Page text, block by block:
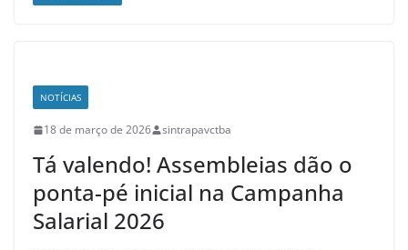
NOTÍCIAS
18 de março de 2026 sintrapavctba
Tá valendo! Assembleias dão o
ponta-pé inicial na Campanha
Salarial 2026